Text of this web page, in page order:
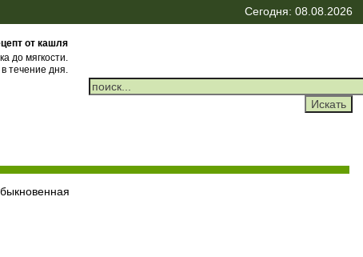
Сегодня: 08.08.2026
от кашля
до мягкости.
течение дня.